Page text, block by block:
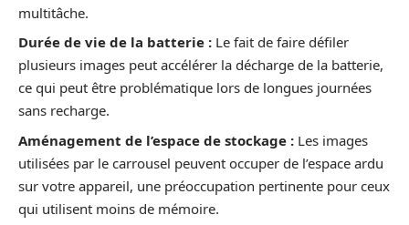
multitâche.
Durée de vie de la batterie : Le fait de faire défiler
plusieurs images peut accélérer la décharge de la batterie,
ce qui peut être problématique lors de longues journées
sans recharge.
Aménagement de l’espace de stockage : Les images
utilisées par le carrousel peuvent occuper de l’espace ardu
sur votre appareil, une préoccupation pertinente pour ceux
qui utilisent moins de mémoire.